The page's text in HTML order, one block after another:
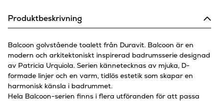
Produktbeskrivning
Balcoon golvstående toalett från Duravit. Balcoon är en
modern och arkitektoniskt inspirerad badrumsserie designad
av Patricia Urquiola. Serien kännetecknas av mjuka, D-
formade linjer och en varm, tidlös estetik som skapar en
harmonisk känsla i badrummet.
Hela Balcoon-serien finns i flera utföranden för att passa